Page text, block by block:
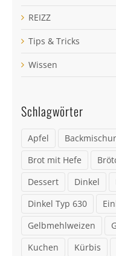
REIZZ
Tips & Tricks
Wissen
Schlagwörter
Apfel
Brot mit Hefe
Dessert
Dinkel
Dinkel Typ 630
Gelbmehlweizen
Kuchen
Kürbis